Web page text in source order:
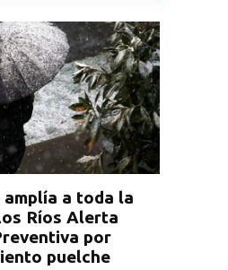
amplía a toda la
Ríos Alerta
por
puelche